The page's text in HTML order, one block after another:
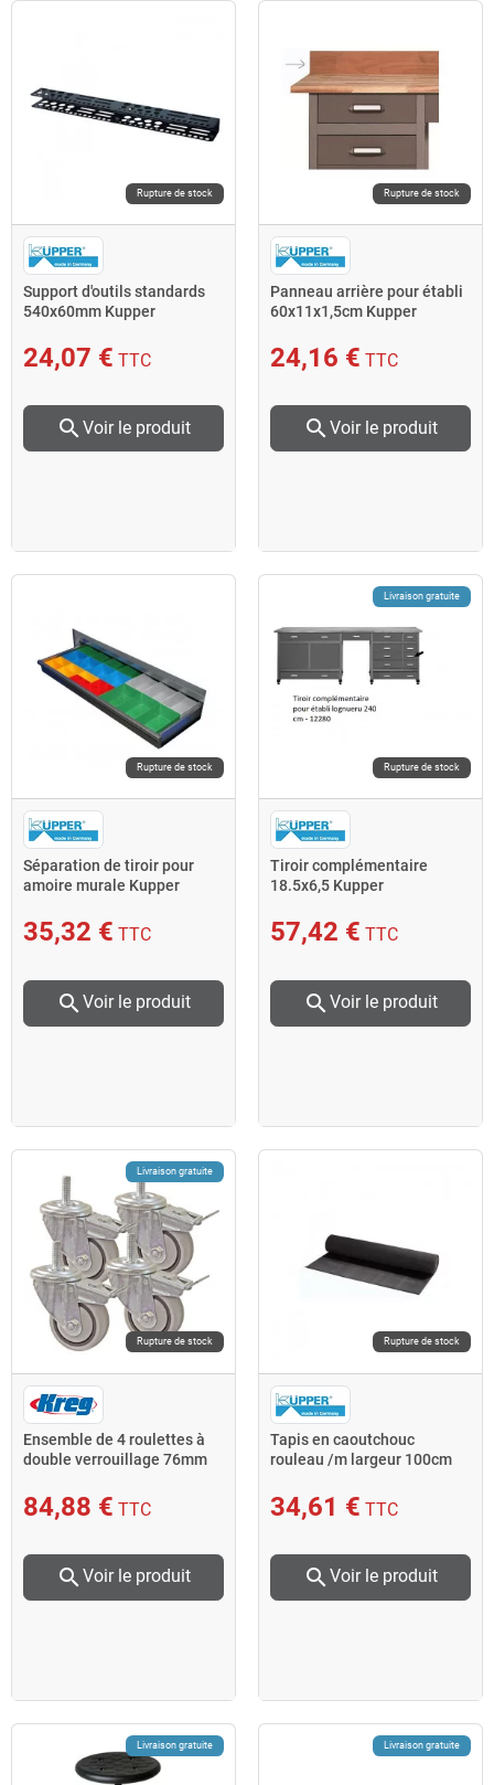
Rupture de stock
Support d'outils standards
540x60mm Kupper
24,07 € TTC
search Voir le produit
Rupture de stock
Panneau arrière pour établi
60x11x1,5cm Kupper
24,16 € TTC
search Voir le produit
Rupture de stock
Séparation de tiroir pour
amoire murale Kupper
35,32 € TTC
search Voir le produit
Livraison gratuite
Rupture de stock
Tiroir complémentaire
18.5x6,5 Kupper
57,42 € TTC
search Voir le produit
Livraison gratuite
Rupture de stock
Ensemble de 4 roulettes à
double verrouillage 76mm
84,88 € TTC
search Voir le produit
Rupture de stock
Tapis en caoutchouc
rouleau /m largeur 100cm
34,61 € TTC
search Voir le produit
Livraison gratuite Livraison gratuite